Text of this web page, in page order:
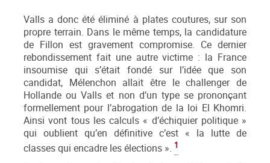
Valls a donc été éliminé à plates coutures, sur son
propre terrain. Dans le même temps, la candidature
de Fillon est gravement compromise. Ce dernier
rebondissement fait une autre victime : la France
insoumise qui s’était fondé sur l’idée que son
candidat, Mélenchon allait être le challenger de
Hollande ou Valls et non d’un type se prononçant
formellement pour l’abrogation de la loi El Khomri.
Ainsi vont tous les calculs « d’échiquier politique »
qui oublient qu’en définitive c’est « la lutte de
classes qui encadre les élections ». 1